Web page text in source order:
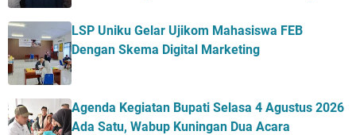
LSP Uniku Gelar Ujikom Mahasiswa FEB
Dengan Skema Digital Marketing
Agenda Kegiatan Bupati Selasa 4 Agustus 2026
Ada Satu, Wabup Kuningan Dua Acara